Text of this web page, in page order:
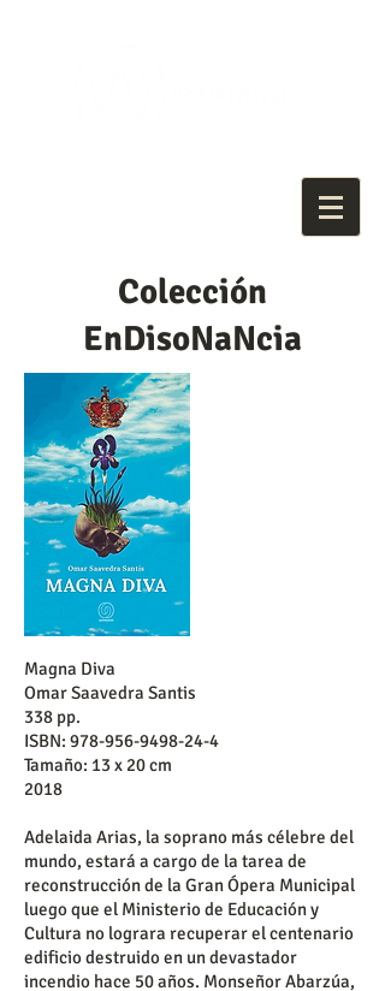
Colección
EnDisoNaNcia
Magna Diva
Omar Saavedra Santis
338 pp.
ISBN: 978-956-9498-24-4
Tamaño: 13 x 20 cm
2018
Adelaida Arias, la soprano más célebre del
mundo, estará a cargo de la tarea de
reconstrucción de la Gran Ópera Municipal
luego que el Ministerio de Educación y
Cultura no lograra recuperar el centenario
edificio destruido en un devastador
incendio hace 50 años. Monseñor Abarzúa,